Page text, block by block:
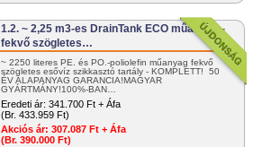
1.2. ~ 2,25 m3-es DrainTank ECO műanyag -
fekvő szögletes…
~ 2250 literes PE. és PO.-poliolefin műanyag fekvő
szögletes esővíz szikkasztó tartály - KOMPLETT! 50
ÉV ALAPANYAG GARANCIA!MAGYAR
GYÁRTMÁNY!100%-BAN…
Eredeti ár: 341.700 Ft + Áfa
(Br. 433.959 Ft)
Akciós ár: 307.087 Ft + Áfa
(Br. 390.000 Ft)